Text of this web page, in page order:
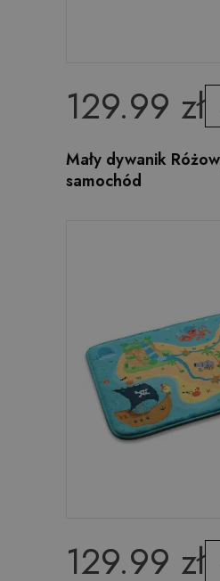
129.99 zł
Mały dywanik
samochód
129.99 zł